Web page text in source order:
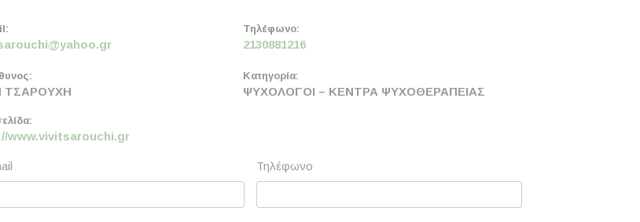
Τηλέφωνο
Τηλέφωνο:
2130881216
ΤΣΑΡΟΥΧΗ
Κατηγορία:
ΨΥΧΟΛΟΓΟΙ – ΚΕΝΤΡΑ ΨΥΧΟΘΕΡΑΠΕΙΑΣ
www.vivitsarouchi.gr